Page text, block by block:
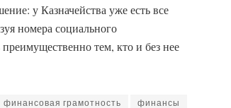
у Казначейства уже есть все
номера социального
тем, кто и без нее
финансовая грамотность финансы